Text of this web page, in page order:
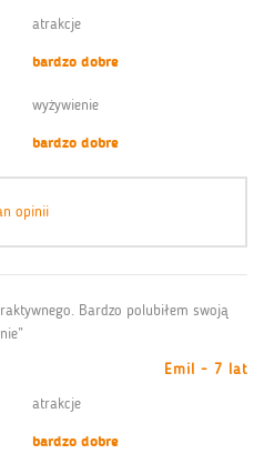
atrakcje
bardzo dobre
wyżywienie
bardzo dobre
opinii
Bardzo polubiłem swoją
Emil - 7 lat
atrakcje
bardzo dobre